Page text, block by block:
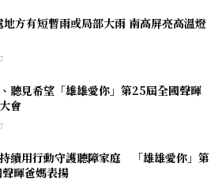
方有短暫雨或局部大雨 南高屏亮高溫燈
聽見希望「雄雄愛你」第25屆全國聲暉
會
續用行動守護聽障家庭 「雄雄愛你」第
暉爸媽表揚